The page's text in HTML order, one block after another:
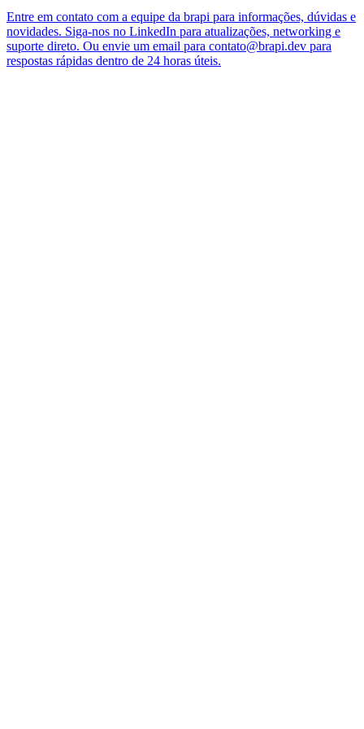
Entre em contato com a equipe da brapi para informações, dúvidas e
novidades. Siga-nos no LinkedIn para atualizações, networking e
suporte direto. Ou envie um email para contato@brapi.dev para
respostas rápidas dentro de 24 horas úteis.